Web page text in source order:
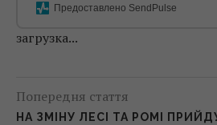
Предоставлено SendPulse
загрузка...
Попередня стаття
НА ЗМІНУ ЛЕСІ ТА РОМІ